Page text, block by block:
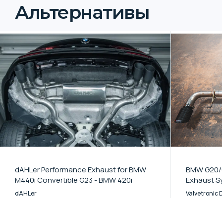
Альтернативы
dAHLer Performance Exhaust for BMW
M440i Convertible G23 - BMW 420i
dAHLer
BMW
Exhaust
Valvetronic